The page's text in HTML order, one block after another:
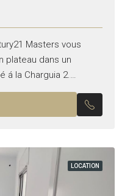
Masters vous
plateau dans un
á la Charguia 2.
de : – Un open
LOCATION